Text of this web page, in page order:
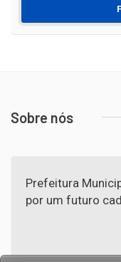
Sobre nós
Prefeitura
por um futuro